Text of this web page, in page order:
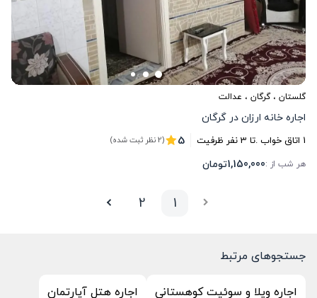
گلستان ،گرگان ، عدالت
اجاره خانه ارزان در گرگان
1 اتاق خواب .تا 3نفر ظرفیت 5 (2 نظر ثبت شده)
هر شب از :1,150,000تومان
1
2
جستجوهای مرتبط
اجاره ویلا و سوئیت کوهستانی
اجاره هتل آپارتمان